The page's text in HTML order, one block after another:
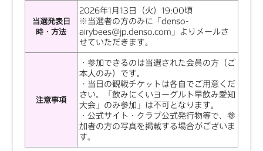
当選発表日
時・方法
2026年1月13日（火）19:00頃
※当選者の方のみに「denso-
airybees@jp.denso.com」よりメールさ
せていただきます。
注意事項
・参加できるのは当選された会員の方（ご
本人のみ）です。
・当日の観戦チケットは各自でご用意くだ
さい。「飲みにくいヨーグルト早飲み愛知
大会」のみ参加」は不可となります。
・公式サイト・クラブ公式発行物等で、参
加者の方の写真を掲載する場合がございま
す。